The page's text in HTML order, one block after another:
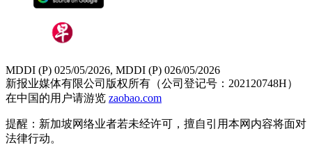
MDDI (P) 025/05/2026, MDDI (P) 026/05/2026
新报业媒体有限公司版权所有（公司登记号：202120748H）
在中国的用户请游览 zaobao.com
提醒：新加坡网络业者若未经许可，擅自引用本网内容将面对
法律行动。